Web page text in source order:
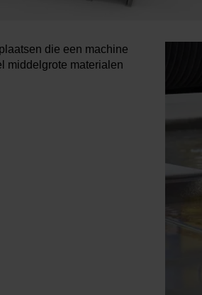
die een machine
middelgrote materialen